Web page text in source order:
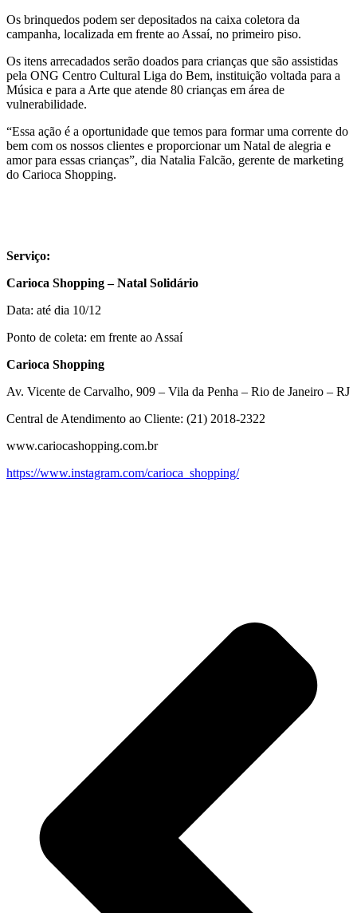
Os brinquedos podem ser depositados na caixa coletora da
campanha, localizada em frente ao Assaí, no primeiro piso.
Os itens arrecadados serão doados para crianças que são assistidas
pela ONG Centro Cultural Liga do Bem, instituição voltada para a
Música e para a Arte que atende 80 crianças em área de
vulnerabilidade.
“Essa ação é a oportunidade que temos para formar uma corrente do
bem com os nossos clientes e proporcionar um Natal de alegria e
amor para essas crianças”, dia Natalia Falcão, gerente de marketing
do Carioca Shopping.
Serviço:
Carioca Shopping – Natal Solidário
Data: até dia 10/12
Ponto de coleta: em frente ao Assaí
Carioca Shopping
Av. Vicente de Carvalho, 909 – Vila da Penha – Rio de Janeiro – RJ
Central de Atendimento ao Cliente: (21) 2018-2322
www.cariocashopping.com.br
https://www.instagram.com/carioca_shopping/